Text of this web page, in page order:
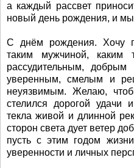
а каждый рассвет
новый день рождения, и
С днём рождения. Хочу
таким мужчиной,
рассудительным,
уверенным, смелым и
неуязвимым. Желаю,
стелился дорогой удачи
текла живой и длинной
сторон света дует ветер
пусть с этим годом
уверенности и личных